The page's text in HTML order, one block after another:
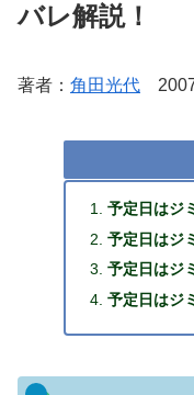
バレ解説！
著者： 角田光代 2007
予定日はジ
予定日はジ
予定日はジ
予定日はジ